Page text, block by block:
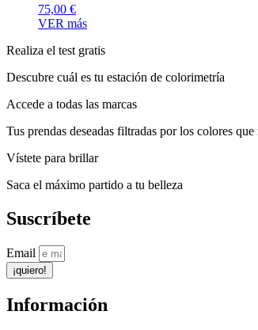
75,00 €
VER más
Realiza el test gratis
Descubre cuál es tu estación de colorimetría
Accede a todas las marcas
Tus prendas deseadas filtradas por los colores que
Vístete para brillar
Saca el máximo partido a tu belleza
Suscríbete
Email
¡quiero!
Información